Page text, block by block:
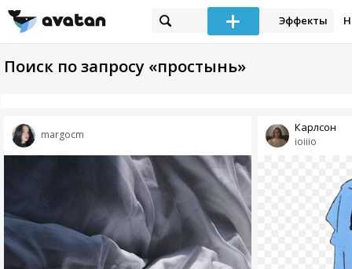
Эффекты
Поиск по запросу «простынь»
margocm
ioiiio
Карлсон